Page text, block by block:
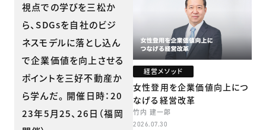
視点での学びを三松か
ら、SDGsを自社のビジ
ネスモデルに落とし込ん
で企業価値を向上させる
ポイントを三好不動産か
ら学んだ。 開催日時：20
23年5月25、26日（福岡
経営メソッド
女性登用を企業価値向上につ
なげる経営改革
竹内 建一郎
2026.07.30